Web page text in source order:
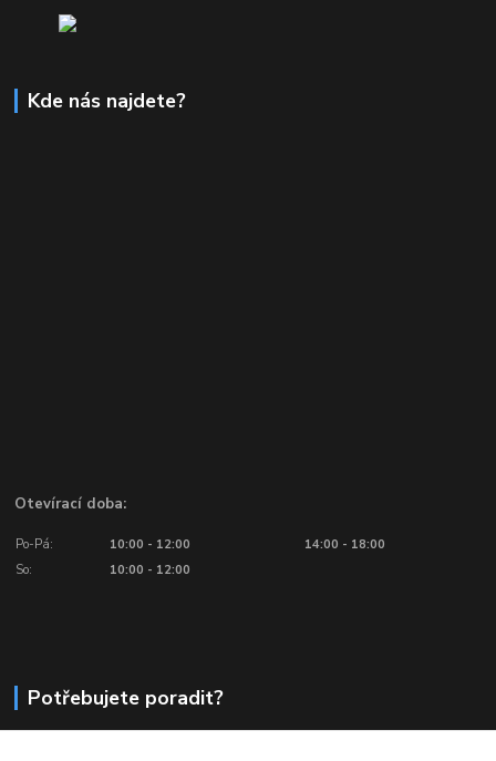
Kde nás najdete?
Otevírací doba:
Po-Pá: 10:00 - 12:00
14:00 - 18:00
So:
10:00 - 12:00
Potřebujete poradit?